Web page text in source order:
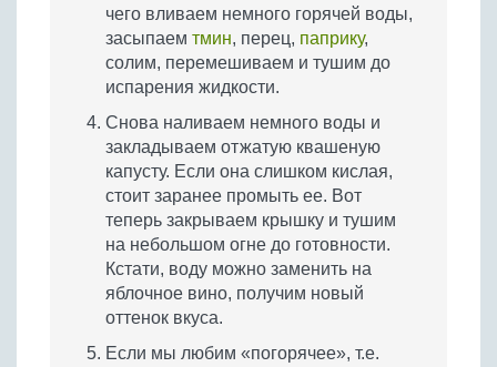
чего вливаем немного горячей воды,
засыпаем тмин, перец, паприку,
солим, перемешиваем и тушим до
испарения жидкости.
Снова наливаем немного воды и
закладываем отжатую квашеную
капусту. Если она слишком кислая,
стоит заранее промыть ее. Вот
теперь закрываем крышку и тушим
на небольшом огне до готовности.
Кстати, воду можно заменить на
яблочное вино, получим новый
оттенок вкуса.
Если мы любим «погорячее», т.е.